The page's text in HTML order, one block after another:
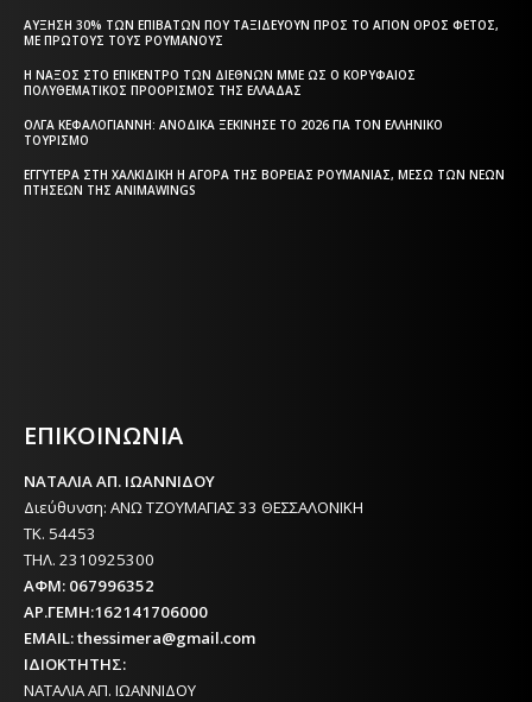
ΑΎΞΗΣΗ 30% ΤΩΝ ΕΠΙΒΑΤΏΝ ΠΟΥ ΤΑΞΙΔΕΎΟΥΝ ΠΡΟΣ ΤΟ ΆΓΙΟΝ ΌΡΟΣ ΦΈΤΟΣ,
ΜΕ ΠΡΏΤΟΥΣ ΤΟΥΣ ΡΟΥΜΆΝΟΥΣ
Η ΝΆΞΟΣ ΣΤΟ ΕΠΊΚΕΝΤΡΟ ΤΩΝ ΔΙΕΘΝΏΝ ΜΜΕ ΩΣ Ο ΚΟΡΥΦΑΊΟΣ
ΠΟΛΥΘΕΜΑΤΙΚΌΣ ΠΡΟΟΡΙΣΜΌΣ ΤΗΣ ΕΛΛΆΔΑΣ
ΌΛΓΑ ΚΕΦΑΛΟΓΙΆΝΝΗ: ΑΝΟΔΙΚΆ ΞΕΚΊΝΗΣΕ ΤΟ 2026 ΓΙΑ ΤΟΝ ΕΛΛΗΝΙΚΌ
ΤΟΥΡΙΣΜΌ
ΕΓΓΎΤΕΡΑ ΣΤΗ ΧΑΛΚΙΔΙΚΉ Η ΑΓΟΡΆ ΤΗΣ ΒΌΡΕΙΑΣ ΡΟΥΜΑΝΊΑΣ, ΜΈΣΩ ΤΩΝ ΝΈΩΝ
ΠΤΉΣΕΩΝ ΤΗΣ ANIMAWINGS
ΕΠΙΚΟΙΝΩΝΙΑ
ΝΑΤΑΛΙΑ ΑΠ. ΙΩΑΝΝΙΔΟΥ
Διεύθυνση: ΑΝΩ ΤΖΟΥΜΑΓΙΑΣ 33 ΘΕΣΣΑΛΟΝΙΚΗ
ΤΚ. 54453
ΤΗΛ. 2310925300
ΑΦΜ: 067996352
ΑΡ.ΓΕΜΗ:162141706000
EMAIL: thessimera@gmail.com
ΙΔΙΟΚΤΗΤΗΣ:
ΝΑΤΑΛΙΑ ΑΠ. ΙΩΑΝΝΙΔΟΥ